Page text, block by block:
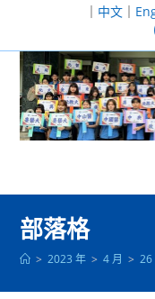
至
｜ 中文｜
部落格
> 2023 年 > 4 月 > 26